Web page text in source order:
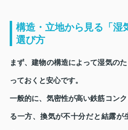
構造・立地から見る「湿
選び方
まず、建物の構造によって湿気の
っておくと安心です。
一般的に、気密性が高い鉄筋コン
る一方、換気が不十分だと結露が